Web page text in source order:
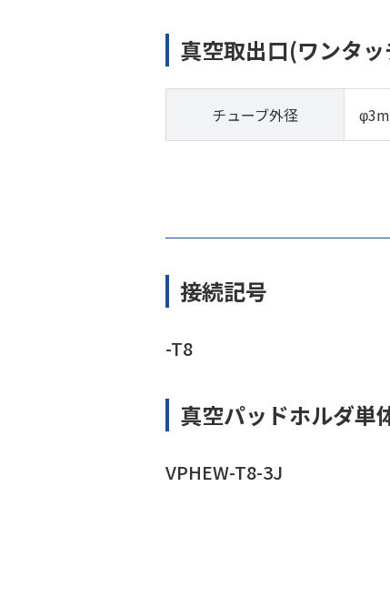
真空取出口(ワンタ
チューブ外径
接続記号
-T8
真空パッドホルダ単
VPHEW-T8-3J